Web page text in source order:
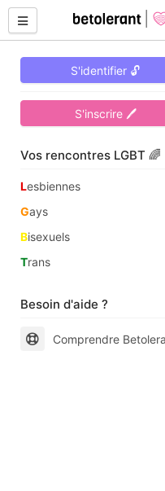
S'identifier 🔓
S'inscrire 🖊
Vos rencontres LGBT 🌈
Lesbiennes
Gays
Bisexuels
Trans
Besoin d'aide ?
Comprendre